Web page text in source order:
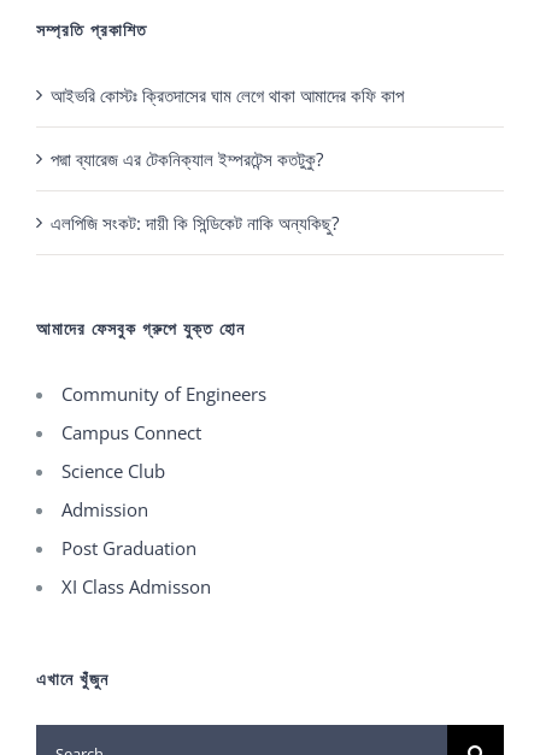
সম্প্রতি প্রকাশিত
আইভরি কোস্টঃ ক্রিতদাসের ঘাম লেগে থাকা আমাদের কফি কাপ
পদ্মা ব্যারেজ এর টেকনিক্যাল ইম্পরটেন্স কতটুকু?
এলপিজি সংকট: দায়ী কি সিন্ডিকেট নাকি অন্যকিছু?
আমাদের ফেসবুক গ্রুপে যুক্ত হোন
Community of Engineers
Campus Connect
Science Club
Admission
Post Graduation
XI Class Admisson
এখানে খুঁজুন
Search